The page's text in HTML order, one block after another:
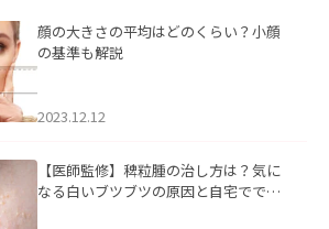
顔の大きさの平均はどのくらい？小顔
の基準も解説
2023.12.12
【医師監修】稗粒腫の治し方は？気に
なる白いブツブツの原因と自宅ででき